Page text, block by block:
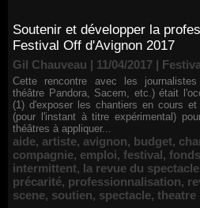
Soutenir et développer la
Festival Off d'Avignon 2017
Gil Chauveau | 11/04/2017 |
Cette rencontre avec les
théâtre Pandora, Sacem, etc.) était
(1) d'exposer les chantiers en cours
(pour l'instant à titre expérimental)
théâtres à appliquer...
aide, artiste, avignon, budget,
compagnie, emploi, festival, fonds
intermittent, la revue du spectacle
précarité, professionnalisation,
scene, soutien, spectacle, theatre